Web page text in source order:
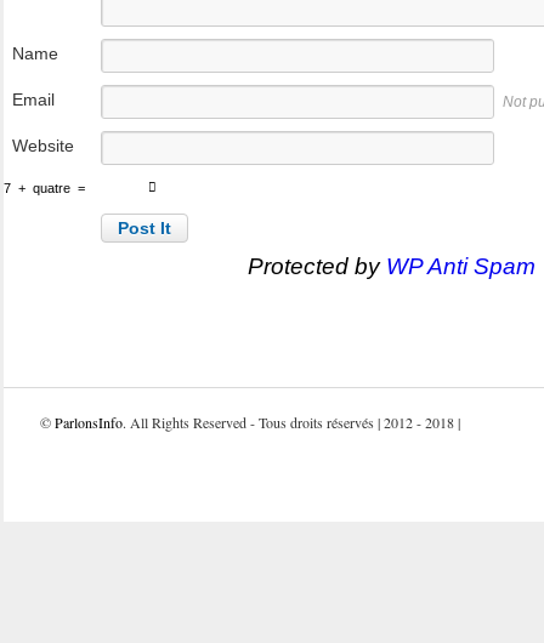
Name
Email Not
Website
7 + quatre =
Protected by WP Anti Spam
©ParlonsInfo. All Rights Reserved - Tous droits réservés | 2012 - 2018 |